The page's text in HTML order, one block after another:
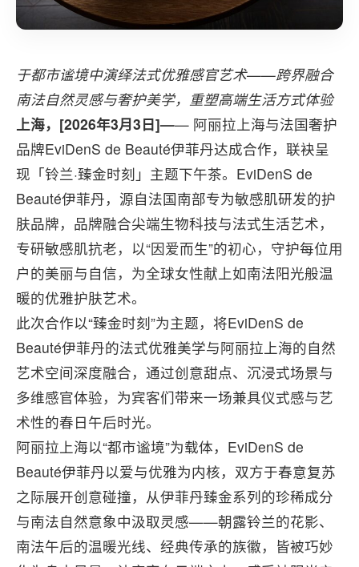
于都市谧境中演绎法式优雅感官艺术——跨界融合
南法自然灵感与奢护美学，重塑高端生活方式体验
上海，[2026年3月3日]—— 阿丽拉上海与法国奢护
品牌EviDenS de Beauté伊菲丹达成合作，联袂呈
现「铃兰·臻金时刻」主题下午茶。EviDenS de
Beauté伊菲丹，源自法国南部专为敏感肌研发的护
肤品牌，品牌融合尖端生物科技与法式生活艺术，
专研敏感肌抗老，以“因爱而生”的初心，守护每位用
户的美丽与自信，为全球女性献上如南法阳光般温
暖的优雅护肤艺术。
此次合作以“臻金时刻”为主题，将EviDenS de
Beauté伊菲丹的法式优雅美学与阿丽拉上海的自然
艺术空间深度融合，通过创意甜点、沉浸式场景与
多维感官体验，为宾客们带来一场兼具仪式感与艺
术性的春日午后时光。
阿丽拉上海以“都市谧境”为载体，EviDenS de
Beauté伊菲丹以爱与优雅为内核，双方于春意复苏
之际展开创意碰撞，从伊菲丹臻金系列的珍稀成分
与南法自然意象中汲取灵感——朝露铃兰的花影、
南法午后的温暖光线、经典传承的族徽，皆被巧妙